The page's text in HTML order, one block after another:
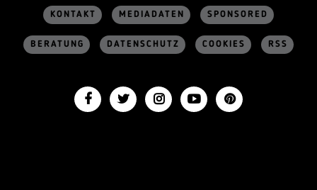
KONTAKT MEDIADATEN SPONSORED
BERATUNG DATENSCHUTZ COOKIES RSS